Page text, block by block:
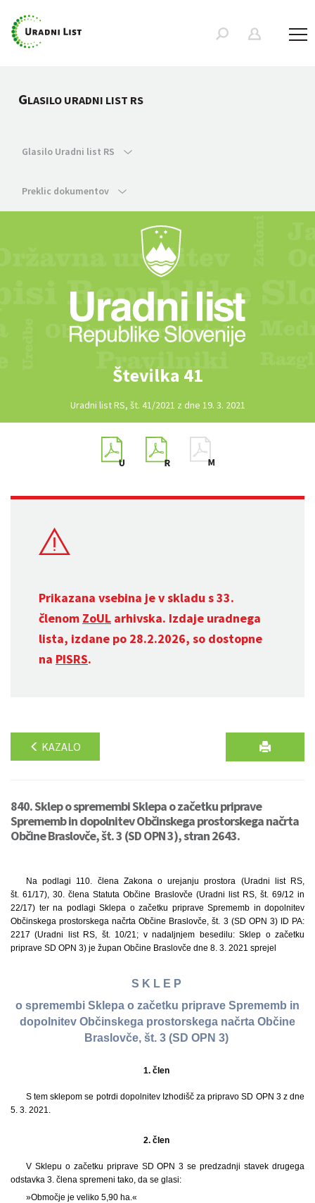
GLASILO URADNI LIST RS
Glasilo Uradni list RS
Preklic dokumentov
Številka 41
Uradni list RS, št. 41/2021 z dne 19. 3. 2021
Prikazana vsebina je v skladu s 33.
členom ZoUL arhivska. Izdaje uradnega
lista, izdane po 28.2.2026, so dostopne
na PISRS.
KAZALO
840. Sklep o spremembi Sklepa o začetku priprave
Sprememb in dopolnitev Občinskega prostorskega načrta
Občine Braslovče, št. 3 (SD OPN 3), stran 2643.
Na podlagi 110. člena Zakona o urejanju prostora (Uradni list RS,
št. 61/17), 30. člena Statuta Občine Braslovče (Uradni list RS, št. 69/12 in
22/17) ter na podlagi Sklepa o začetku priprave Sprememb in dopolnitev
Občinskega prostorskega načrta Občine Braslovče, št. 3 (SD OPN 3) ID PA:
2217 (Uradni list RS, št. 10/21; v nadaljnjem besedilu: Sklep o začetku
priprave SD OPN 3) je župan Občine Braslovče dne 8. 3. 2021 sprejel
S K L E P
o spremembi Sklepa o začetku priprave Sprememb in
dopolnitev Občinskega prostorskega načrta Občine
Braslovče, št. 3 (SD OPN 3)
1. člen
S tem sklepom se potrdi dopolnitev Izhodišč za pripravo SD OPN 3 z dne
5. 3. 2021.
2. člen
V Sklepu o začetku priprave SD OPN 3 se predzadnji stavek drugega
odstavka 3. člena spremeni tako, da se glasi:
»Območje je veliko 5,90 ha.«